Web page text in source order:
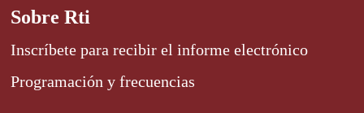
Sobre Rti
Inscríbete para recibir el informe electrónico
Programación y frecuencias